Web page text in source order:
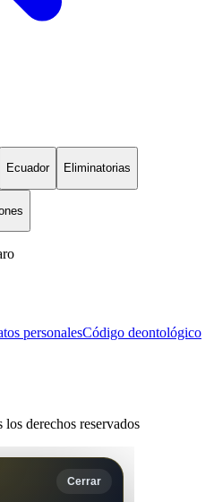
Ecuador Eliminatorias
personalesCódigo deontológico
derechos reservados
Cerrar